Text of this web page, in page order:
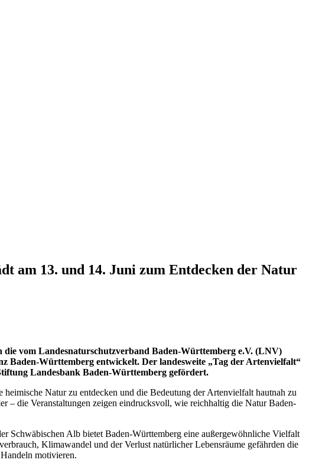
am 13. und 14. Juni zum Entdecken der Natur
die vom Landesnaturschutzverband Baden-Württemberg e.V. (LNV)
Baden-Württemberg entwickelt. Der landesweite „Tag der Artenvielfalt“
Landesbank Baden-Württemberg gefördert.
Natur zu entdecken und die Bedeutung der Artenvielfalt hautnah zu
– die Veranstaltungen zeigen eindrucksvoll, wie reichhaltig die Natur Baden-
Schwäbischen Alb bietet Baden-Württemberg eine außergewöhnliche Vielfalt
Klimawandel und der Verlust natürlicher Lebensräume gefährden die
motivieren.